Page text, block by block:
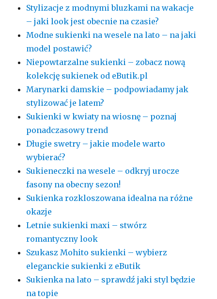
Stylizacje z modnymi bluzkami na wakacje
– jaki look jest obecnie na czasie?
Modne sukienki na wesele na lato – na jaki
model postawić?
Niepowtarzalne sukienki – zobacz nową
kolekcję sukienek od eButik.pl
Marynarki damskie – podpowiadamy jak
stylizować je latem?
Sukienki w kwiaty na wiosnę – poznaj
ponadczasowy trend
Długie swetry – jakie modele warto
wybierać?
Sukieneczki na wesele – odkryj urocze
fasony na obecny sezon!
Sukienka rozkloszowana idealna na różne
okazje
Letnie sukienki maxi – stwórz
romantyczny look
Szukasz Mohito sukienki – wybierz
eleganckie sukienki z eButik
Sukienka na lato – sprawdź jaki styl będzie
na topie